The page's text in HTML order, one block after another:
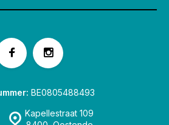
Kapellestraat 109
BE0805488493